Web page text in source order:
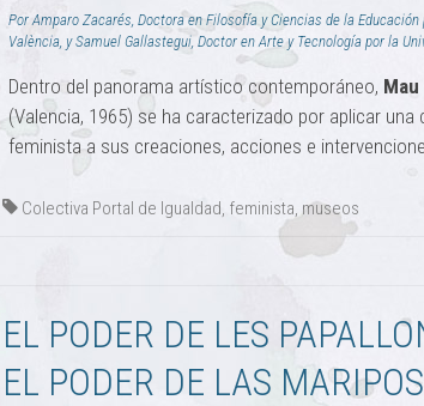
Por Amparo Zacarés, Doctora en Filosofía y Ciencias de la
València, y Samuel Gallastegui, Doctor en Arte y Tecnología por la
Dentro del panorama artístico contemporáneo,
(Valencia, 1965) se ha caracterizado por aplicar una
feminista a sus creaciones, acciones e
Colectiva Portal de Igualdad, feminista, museos
EL PODER DE LES
EL PODER DE LAS